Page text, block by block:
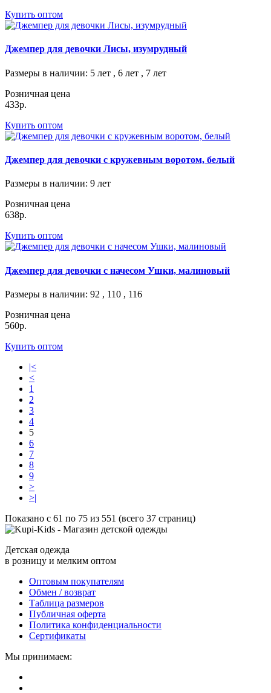
Купить оптом
Джемпер для девочки Лисы, изумрудный
Размеры в наличии: 5 лет , 6 лет , 7 лет
Розничная цена
433р.
Купить оптом
Джемпер для девочки с кружевным воротом, белый
Размеры в наличии: 9 лет
Розничная цена
638р.
Купить оптом
Джемпер для девочки с начесом Ушки, малиновый
Размеры в наличии: 92 , 110 , 116
Розничная цена
560р.
Купить оптом
|<
<
1
2
3
4
5
6
7
8
9
>
>|
Показано с 61 по 75 из 551 (всего 37 страниц)
Детская одежда
в розницу и мелким оптом
Оптовым покупателям
Обмен / возврат
Таблица размеров
Публичная оферта
Политика конфиденциальности
Сертификаты
Мы принимаем: